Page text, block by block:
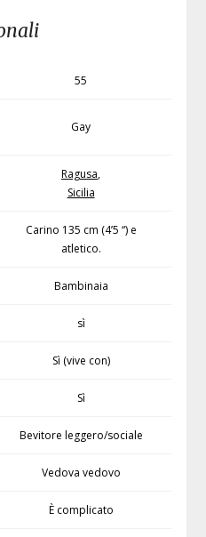
55
Gay
Ragusa,
Sicilia
Carino 135 cm (4’5 “) e
atletico.
Bambinaia
sì
Sì (vive con)
Sì
Bevitore leggero/sociale
Vedova vedovo
È complicato